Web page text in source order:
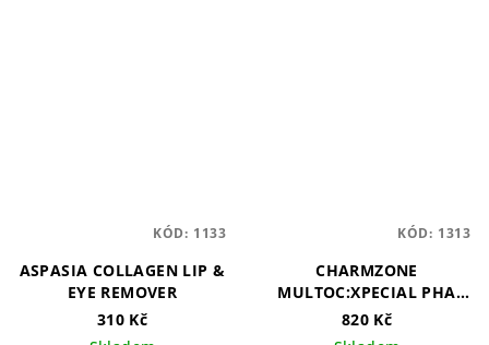
ASPASIA COLLAGEN LIP &
EYE REMOVER
310 Kč
KÓD: 1133
CHARMZONE
MULTOC:XPECIAL PHA
TURN OVER PAD
820 Kč
KÓD: 1313